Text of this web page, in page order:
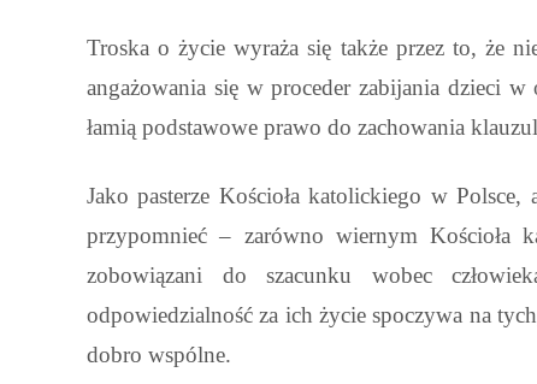
Troska o życie wyraża się także przez to, że
angażowania się w proceder zabijania dzieci
łamią podstawowe prawo do zachowania
Jako pasterze Kościoła katolickiego w
przypomnieć – zarówno wiernym
zobowiązani do szacunku wobec
odpowiedzialność za ich życie spoczywa na
dobro wspólne.